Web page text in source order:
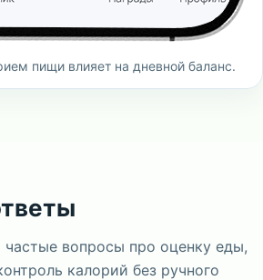
пищи влияет на дневной баланс.
частые вопросы про оценку еды,
калорий без ручного